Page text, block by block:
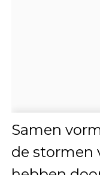
Samen
de stormen